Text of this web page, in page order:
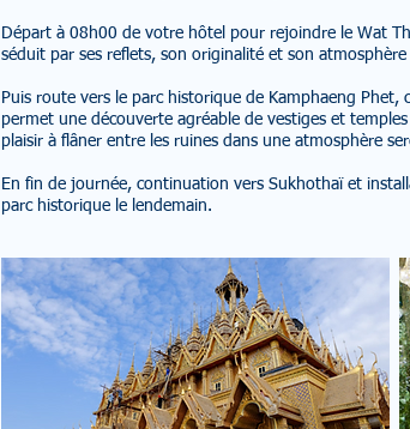
Départ à 08h00 de votre hôtel pour rejoindre le Wat
séduit par ses reflets, son originalité et son atmosphère
Puis route vers le parc historique de Kamphaeng Phet,
permet une découverte agréable de vestiges et
plaisir à flâner entre les ruines dans une atmosphère
En fin de journée, continuation vers Sukhothaï et
parc historique le lendemain.